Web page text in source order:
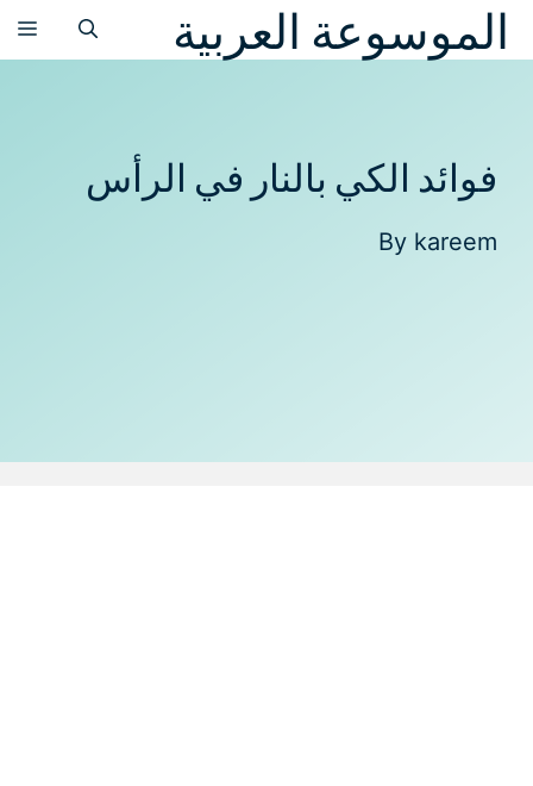
انتقلالموسوعة العربية
فوائد الكي بالنار في الرأس
By kareem